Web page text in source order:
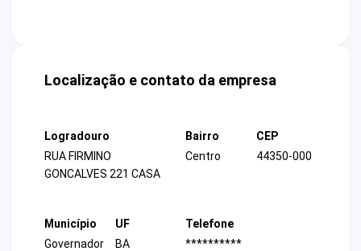
Localização e contato da empresa
Logradouro
RUA FIRMINO
GONCALVES 221 CASA
Bairro
Centro
CEP
44350-000
Município
Governador
UF
BA
Telefone
**********